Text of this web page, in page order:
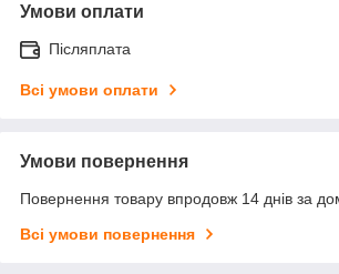
Умови оплати
Післяплата
Всі умови оплати
Умови повернення
Повернення товару впродовж 14 днів за
Всі умови повернення